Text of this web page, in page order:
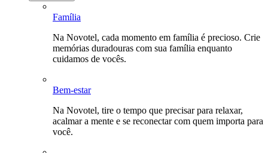
Família
Na Novotel, cada momento em família é precioso. Crie
memórias duradouras com sua família enquanto
cuidamos de vocês.
Bem-estar
Na Novotel, tire o tempo que precisar para relaxar,
acalmar a mente e se reconectar com quem importa para
você.